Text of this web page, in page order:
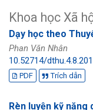
Khoa học Xã
Dạy học theo
Phan Văn Nhân
10.52714/
PDF Trích dẫn
Rèn luyện kỹ